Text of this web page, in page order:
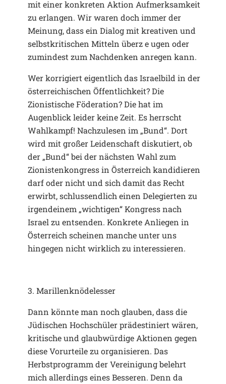
mit einer konkreten Aktion Aufmerksamkeit
zu erlangen. Wir waren doch immer der
Meinung, dass ein Dialog mit kreativen und
selbstkritischen Mitteln überz e ugen oder
zumindest zum Nachdenken anregen kann.
Wer korrigiert eigentlich das Israelbild in der
österreichischen Öffentlichkeit? Die
Zionistische Föderation? Die hat im
Augenblick leider keine Zeit. Es herrscht
Wahlkampf! Nachzulesen im „Bund“. Dort
wird mit großer Leidenschaft diskutiert, ob
der „Bund“ bei der nächsten Wahl zum
Zionistenkongress in Österreich kandidieren
darf oder nicht und sich damit das Recht
erwirbt, schlussendlich einen Delegierten zu
irgendeinem „wichtigen“ Kongress nach
Israel zu entsenden. Konkrete Anliegen in
Österreich scheinen manche unter uns
hingegen nicht wirklich zu interessieren.
3. Marillenknödelesser
Dann könnte man noch glauben, dass die
Jüdischen Hochschüler prädestiniert wären,
kritische und glaubwürdige Aktionen gegen
diese Vorurteile zu organisieren. Das
Herbstprogramm der Vereinigung belehrt
mich allerdings eines Besseren. Denn da